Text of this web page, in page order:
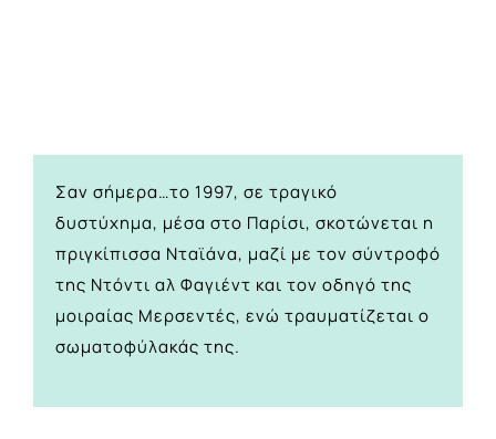
Σαν σήμερα…το 1997, σε τραγικό
δυστύχημα, μέσα στο Παρίσι, σκοτώνεται η
πριγκίπισσα Νταϊάνα, μαζί με τον σύντροφό
της Ντόντι αλ Φαγιέντ και τον οδηγό της
μοιραίας Μερσεντές, ενώ τραυματίζεται ο
σωματοφύλακάς της.